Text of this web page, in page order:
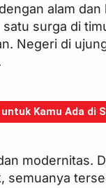
alam
surga di
Negeri di
Kamu Ada di
modernitas.